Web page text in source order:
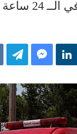
الفارطة